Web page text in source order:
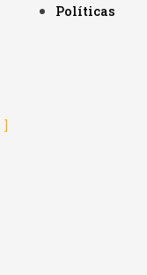
Políticas